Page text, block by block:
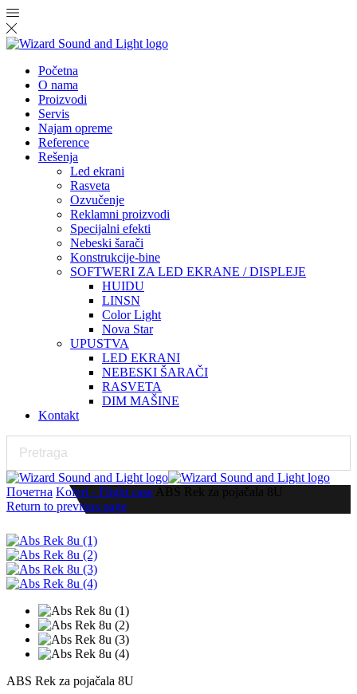
Početna
O nama
Proizvodi
Servis
Najam opreme
Reference
Rešenja
Led ekrani
Rasveta
Ozvučenje
Reklamni proizvodi
Specijalni efekti
Nebeski šarači
Konstrukcije-bine
SOFTWERI ZA LED EKRANE / DISPLEJE
HUIDU
LINSN
Color Light
Nova Star
UPUSTVA
LED EKRANI
NEBESKI ŠARAČI
RASVETA
DIM MAŠINE
Kontakt
Почетна Koferi - Flight case ABS Rek za pojačala 8U
Return to previous page
ABS Rek za pojačala 8U